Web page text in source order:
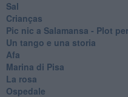
Sal
Crianças
Pic nic a Salamansa - Plot
Un tango e una storia
Afa
Marina di Pisa
La rosa
Ospedale